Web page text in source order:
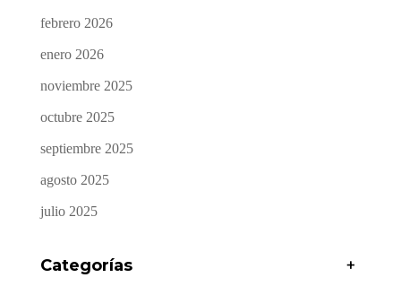
febrero 2026
enero 2026
noviembre 2025
octubre 2025
septiembre 2025
agosto 2025
julio 2025
Categorías +